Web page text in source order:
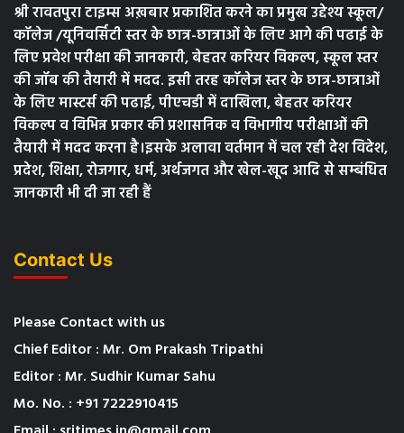
श्री रावतपुरा टाइम्स अख़बार प्रकाशित करने का प्रमुख उद्देश्य स्कूल/
कॉलेज /यूनिवर्सिटी स्तर के छात्र-छात्राओं के लिए आगे की पढाई के
लिए प्रवेश परीक्षा की जानकारी, बेहतर करियर विकल्प, स्कूल स्तर
की जॉब की तैयारी में मदद. इसी तरह कॉलेज स्तर के छात्र-छात्राओं
के लिए मास्टर्स की पढाई, पीएचडी में दाखिला, बेहतर करियर
विकल्प व विभिन्न प्रकार की प्रशासनिक व विभागीय परीक्षाओं की
तैयारी में मदद करना है।इसके अलावा वर्तमान में चल रही देश विदेश,
प्रदेश, शिक्षा, रोजगार, धर्म, अर्थजगत और खेल-खूद आदि से सम्बंधित
जानकारी भी दी जा रही हैं
Contact Us
Please Contact with us
Chief Editor : Mr. Om Prakash Tripathi
Editor : Mr. Sudhir Kumar Sahu
Mo. No. : +91 7222910415